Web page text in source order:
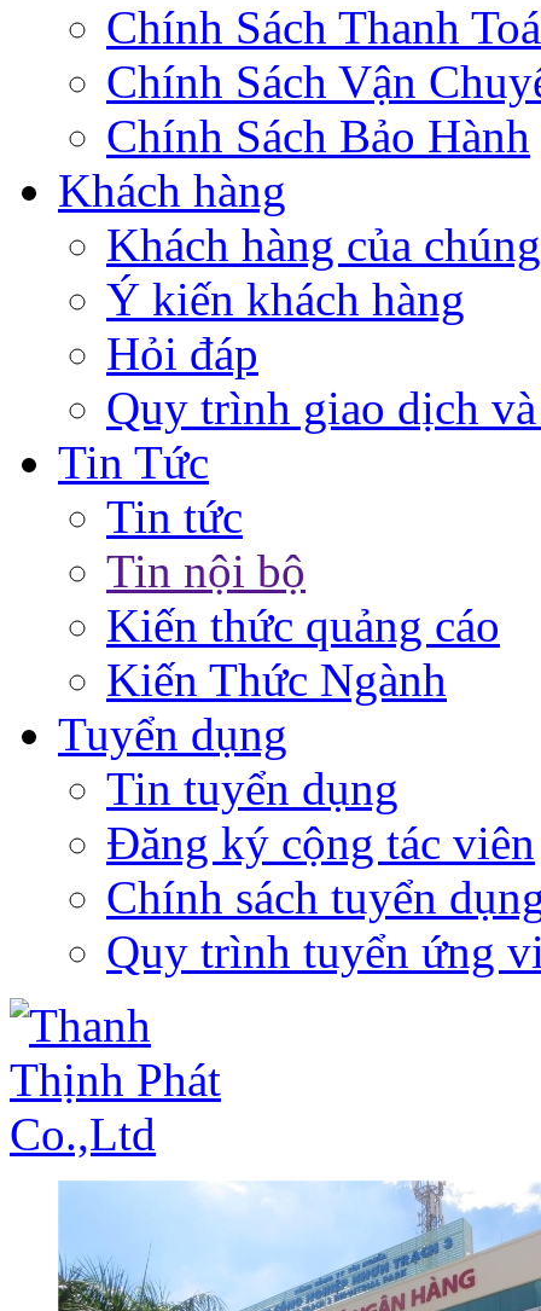
Chính Sách Thanh
Chính Sách Vận
Chính Sách Bảo Hành
Khách hàng
Khách hàng của
Ý kiến khách hàng
Hỏi đáp
Quy trình giao dịch
Tin Tức
Tin tức
Tin nội bộ
Kiến thức quảng cáo
Kiến Thức Ngành
Tuyển dụng
Tin tuyển dụng
Đăng ký cộng tác viên
Chính sách tuyển
Quy trình tuyển ứng